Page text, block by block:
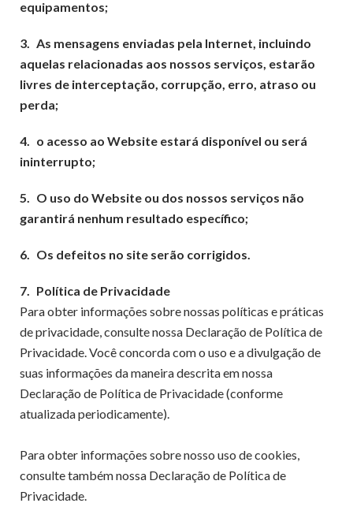
equipamentos;
3. As mensagens enviadas pela Internet, incluindo
aquelas relacionadas aos nossos serviços, estarão
livres de interceptação, corrupção, erro, atraso ou
perda;
4. o acesso ao Website estará disponível ou será
ininterrupto;
5. O uso do Website ou dos nossos serviços não
garantirá nenhum resultado específico;
6. Os defeitos no site serão corrigidos.
7. Política de Privacidade
Para obter informações sobre nossas políticas e práticas
de privacidade, consulte nossa Declaração de Política de
Privacidade. Você concorda com o uso e a divulgação de
suas informações da maneira descrita em nossa
Declaração de Política de Privacidade (conforme
atualizada periodicamente).
Para obter informações sobre nosso uso de cookies,
consulte também nossa Declaração de Política de
Privacidade.